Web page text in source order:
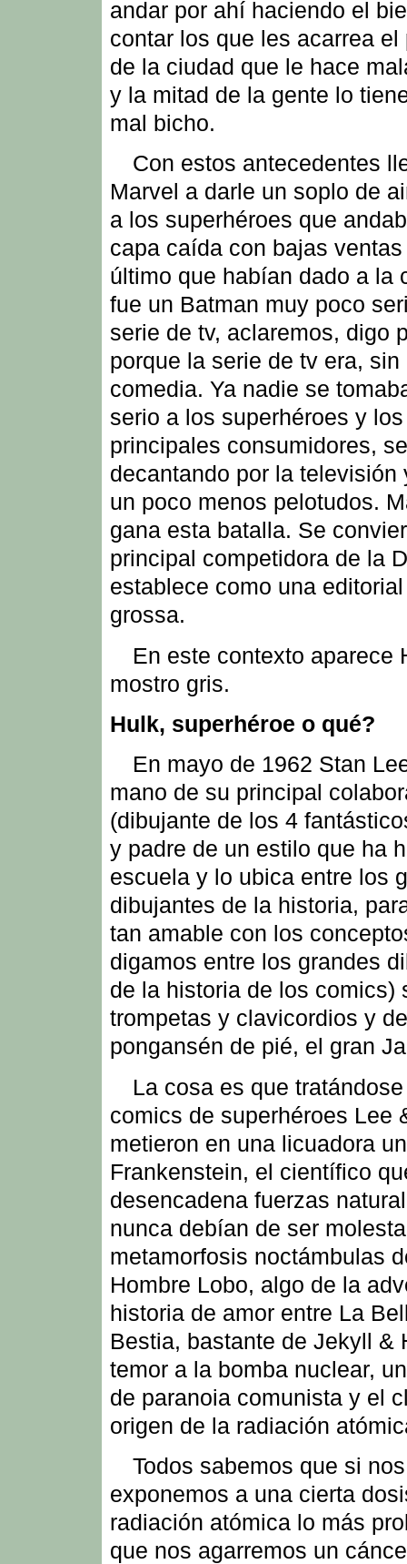
andar por ahí haciendo el
contar los que les acarrea el
de la ciudad que le hace
y la mitad de la gente lo
mal bicho.
Con estos antecedentes
Marvel a darle un soplo de
a los superhéroes que
capa caída con bajas
último que habían dado a la
fue un Batman muy poco
serie de tv, aclaremos, digo
porque la serie de tv era, sin
comedia. Ya nadie se
serio a los superhéroes y
principales consumidores,
decantando por la televisión
un poco menos pelotudos.
gana esta batalla. Se
principal competidora de la
establece como una
grossa.
En este contexto aparece
mostro gris.
Hulk, superhéroe o qué?
En mayo de 1962 Stan
mano de su principal
(dibujante de los 4
y padre de un estilo que ha
escuela y lo ubica entre los
dibujantes de la historia,
tan amable con los
digamos entre los grandes
de la historia de los comics)
trompetas y clavicordios y
pongansén de pié, el gran
La cosa es que
comics de superhéroes Lee
metieron en una licuadora
Frankenstein, el científico
desencadena fuerzas
nunca debían de ser
metamorfosis noctámbulas
Hombre Lobo, algo de la
historia de amor entre La
Bestia, bastante de Jekyll &
temor a la bomba nuclear,
de paranoia comunista y el
origen de la radiación
Todos sabemos que si nos
exponemos a una cierta
radiación atómica lo más
que nos agarremos un